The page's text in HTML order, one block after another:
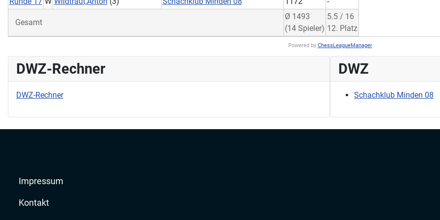
Gesamt
Ø 1493
(14 Spieler)
5.5 / 16
12. Platz
Powered by ChessLeagueManager
DWZ-Rechner
DWZ-Rechner
DWZ
Schachklub Minden 08
Impressum
Kontakt